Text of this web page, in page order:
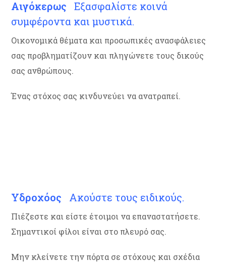
Αιγόκερως Εξασφαλίστε κοινά
συμφέροντα και μυστικά.
Οικονομικά θέματα και προσωπικές ανασφάλειες
σας προβληματίζουν και πληγώνετε τους δικούς
σας ανθρώπους.
Ένας στόχος σας κινδυνεύει να ανατραπεί.
Υδροχόος Ακούστε τους ειδικούς.
Πιέζεστε και είστε έτοιμοι να επαναστατήσετε.
Σημαντικοί φίλοι είναι στο πλευρό σας.
Μην κλείνετε την πόρτα σε στόχους και σχέδια